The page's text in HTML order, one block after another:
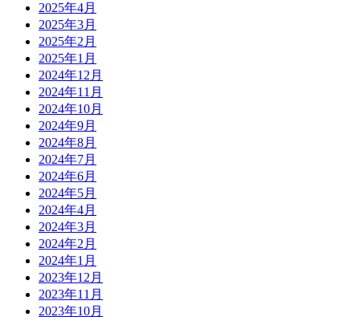
2025年4月
2025年3月
2025年2月
2025年1月
2024年12月
2024年11月
2024年10月
2024年9月
2024年8月
2024年7月
2024年6月
2024年5月
2024年4月
2024年3月
2024年2月
2024年1月
2023年12月
2023年11月
2023年10月